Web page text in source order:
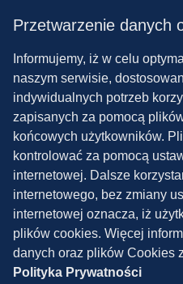
08.03.2024
Najlepsze
nowa paczka!
Polityka
Przetwarzenie danych
Informujemy, iż w celu
naszym serwisie,
indywidualnych potrzeb
zapisanych za pomocą
końcowych użytkowników.
kontrolować za pomocą
internetowej. Dalsze
internetowego, bez zmiany
internetowej oznacza, iż
plików cookies. Więcej
danych oraz plików Cookies
Polityka Prywatności